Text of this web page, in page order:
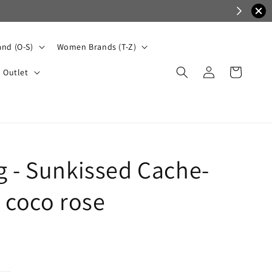
(O-S) Women Brands (T-Z)
Outlet
- Sunkissed Cache-
rose